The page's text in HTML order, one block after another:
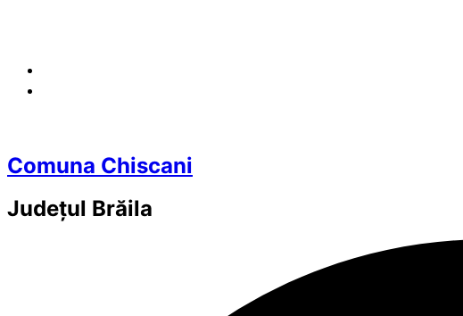
Comuna Chiscani
Județul Brăila